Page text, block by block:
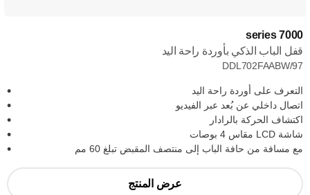
7000 series
قفل الباب الذكي بأوردة راحة اليد
DDL702FAABW/97
التعرف على أوردة راحة اليد
اتصال داخلي عن بُعد عبر الفيديو
اكتشاف الحركة بالرادار
شاشة LCD مقاس 4 بوصات
مع مسافة من حافة الباب إلى منتصف المقبض تبلغ 60 مم
عرض المنتج